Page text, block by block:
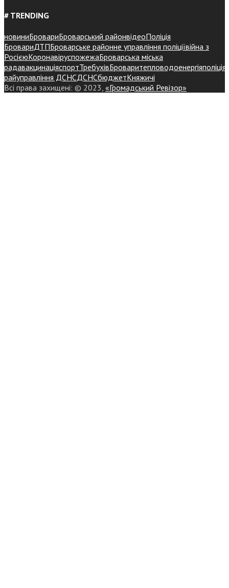
# TRENDING
новиниБровариБроварський районвідеоПоліція
БровариДТПБроварське районне управління поліціївійна з
РосієюКоронавіруспожежаБроварська міська
радавакцинаціяспортТребухівБроваритепловодоенергіяполіція
райуправління ДСНСДСНСбюджетКняжичі
Всі права захищені: © 2023, «Громадський Ревізор»